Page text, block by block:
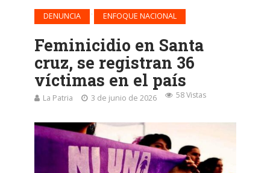
DENUNCIA ENFOQUE NACIONAL
Feminicidio en Santa
cruz, se registran 36
víctimas en el país
La Patria 3 de junio de 2026 58 Vistas